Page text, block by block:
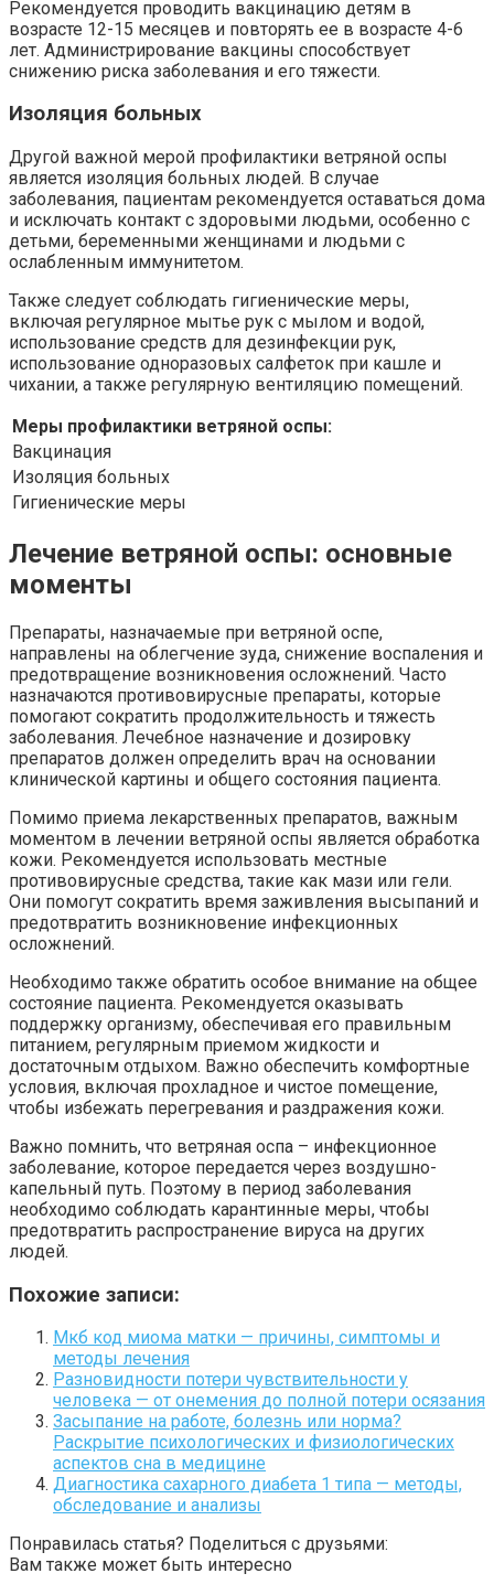
Рекомендуется проводить вакцинацию детям в
возрасте 12-15 месяцев и повторять ее в возрасте 4-6
лет. Администрирование вакцины способствует
снижению риска заболевания и его тяжести.
Изоляция больных
Другой важной мерой профилактики ветряной оспы
является изоляция больных людей. В случае
заболевания, пациентам рекомендуется оставаться дома
и исключать контакт с здоровыми людьми, особенно с
детьми, беременными женщинами и людьми с
ослабленным иммунитетом.
Также следует соблюдать гигиенические меры,
включая регулярное мытье рук с мылом и водой,
использование средств для дезинфекции рук,
использование одноразовых салфеток при кашле и
чихании, а также регулярную вентиляцию помещений.
Меры профилактики ветряной оспы:
Вакцинация
Изоляция больных
Гигиенические меры
Лечение ветряной оспы: основные
моменты
Препараты, назначаемые при ветряной оспе,
направлены на облегчение зуда, снижение воспаления и
предотвращение возникновения осложнений. Часто
назначаются противовирусные препараты, которые
помогают сократить продолжительность и тяжесть
заболевания. Лечебное назначение и дозировку
препаратов должен определить врач на основании
клинической картины и общего состояния пациента.
Помимо приема лекарственных препаратов, важным
моментом в лечении ветряной оспы является обработка
кожи. Рекомендуется использовать местные
противовирусные средства, такие как мази или гели.
Они помогут сократить время заживления высыпаний и
предотвратить возникновение инфекционных
осложнений.
Необходимо также обратить особое внимание на общее
состояние пациента. Рекомендуется оказывать
поддержку организму, обеспечивая его правильным
питанием, регулярным приемом жидкости и
достаточным отдыхом. Важно обеспечить комфортные
условия, включая прохладное и чистое помещение,
чтобы избежать перегревания и раздражения кожи.
Важно помнить, что ветряная оспа – инфекционное
заболевание, которое передается через воздушно-
капельный путь. Поэтому в период заболевания
необходимо соблюдать карантинные меры, чтобы
предотвратить распространение вируса на других
людей.
Похожие записи:
Мкб код миома матки — причины, симптомы и
методы лечения
Разновидности потери чувствительности у
человека — от онемения до полной потери осязания
Засыпание на работе, болезнь или норма?
Раскрытие психологических и физиологических
аспектов сна в медицине
Диагностика сахарного диабета 1 типа — методы,
обследование и анализы
Понравилась статья? Поделиться с друзьями:
Вам также может быть интересно